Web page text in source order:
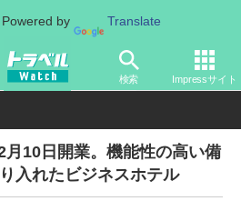
Powered by Translate
検索 Impressサイト
内旅行 京都・大阪
月10日開業。機能性の高い備
入れたビジネスホテル